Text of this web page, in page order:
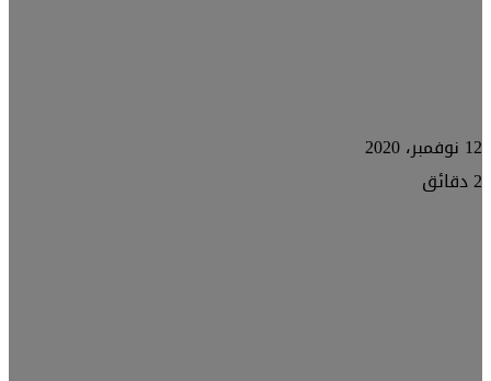
12 نوفمبر، 2020
2 دقائق